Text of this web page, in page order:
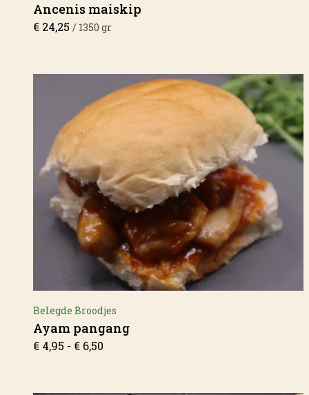
Ancenis maiskip
€ 24,25 / 1350 gr
Belegde Broodjes
Ayam pangang
€ 4,95 - € 6,50